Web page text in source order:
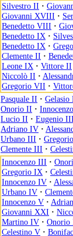
Silvestro II ·
Giovanni XVIII ·
Benedetto VIII ·
Benedetto IX ·
Benedetto IX ·
Clemente II ·
Leone IX · Vittore II
Niccolò II ·
Gregorio VII ·
Pasquale II · Gelasio
Onorio II ·
Lucio II · Eugenio III
Adriano IV ·
Urbano III ·
Clemente III ·
Innocenzo III ·
Gregorio IX ·
Innocenzo IV ·
Urbano IV ·
Innocenzo V ·
Giovanni XXI ·
Martino IV · Onorio
Celestino V ·